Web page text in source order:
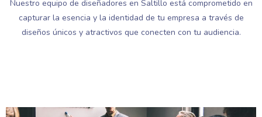
Nuestro equipo de diseñadores en Saltillo está comprometido en
capturar la esencia y la identidad de tu empresa a través de
diseños únicos y atractivos que conecten con tu audiencia.